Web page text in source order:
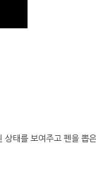
태를 보여주고 펜을 뽑